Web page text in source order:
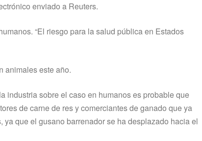
enviado a Reuters.
“El riesgo para la salud pública en Estados
animales este año.
industria sobre el caso en humanos es probable que
de carne de res y comerciantes de ganado que ya
que el gusano barrenador se ha desplazado hacia el